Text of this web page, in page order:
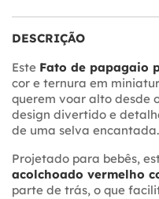
DESCRIÇÃO
Este Fato de papagaio
cor e ternura em
querem voar alto desde
design divertido e
de uma selva encantada.
Projetado para bebês,
acolchoado vermelho
parte de trás, o que